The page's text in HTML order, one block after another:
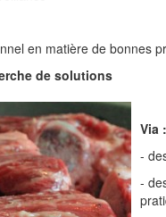
en matière de bonnes
de solutions
Via :
-
-